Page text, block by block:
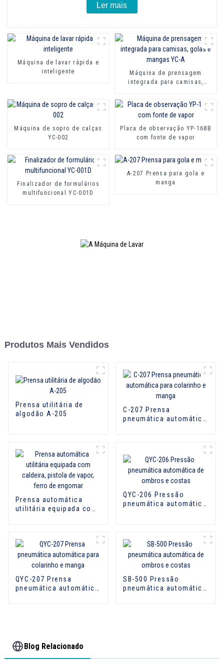
Ler mais
Máquina de lavar rápida e
inteligente
Máquina de prensagem
integrada para camisas,
Máquina de sopro de calças
YC-002
Placa de observação YP-168B
com fonte de vapor
Finalizador de formulários
multifuncional YC-001D
A-207 Prensa para gola e
manga
Produtos Mais Vendidos
Prensa utilitária de
algodão A-205
C-207 Prensa
pneumática automática
Prensa automática
utilitária equipada com
QYC-206 Pressão
pneumática automática
QYC-207 Prensa
pneumática automática
SB-500 Pressão
pneumática automática
Blog Relacionado